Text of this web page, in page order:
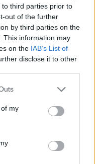
third parties prior to
out of the further
by third parties on the
This information may
on the IAB’s List of
disclose it to other
one or more Google
You may click to
its third-party tags to
in below Google
my
elkezdetett YouTube
a 2. résszel.
de most megjött a
napban még tudtok
kapjunk